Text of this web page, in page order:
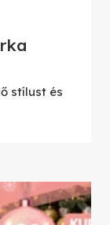
stílust és